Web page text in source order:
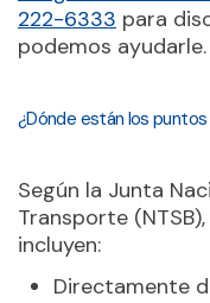
222-6333 para
podemos ayudarle.
¿Dónde están los
Según la Junta
Transporte
incluyen:
Directamente